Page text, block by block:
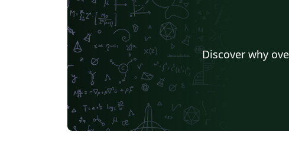
Discover why